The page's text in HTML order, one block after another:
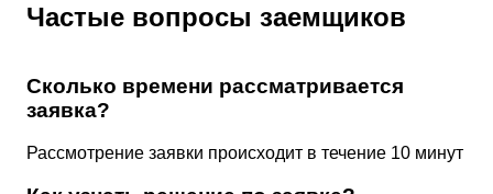
Частые вопросы заемщиков
Сколько времени рассматривается
заявка?
Рассмотрение заявки происходит в течение 10 минут